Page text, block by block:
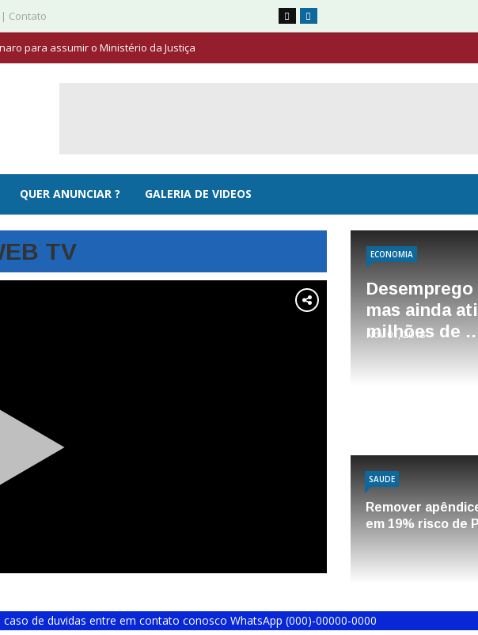
| Contato
para assumir o Ministério da Justiça
QUER ANUNCIAR ? GALERIA DE VIDEOS
TV
Desemprego
mas ainda
milhões de
Nov 01, 2018
ECONOMIA
Remover
em 19% risco de
SAUDE
de duvidas entre em contato conosco WhatsApp (000)-00000-0000